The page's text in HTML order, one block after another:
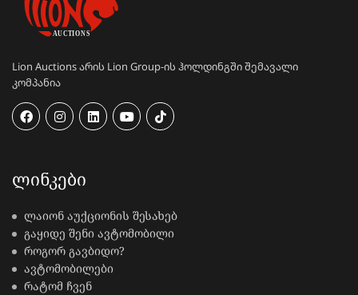
Lion Auctions არის Lion Group-ის ჰოლდინგში შემავალი
კომპანია
ᲚᲘᲜᲙᲔᲑᲘ
ლაიონ აუქციონის შესახებ
გაყიდე შენი ავტომობილი
როგორ გავბიდო?
ავტომობილები
რატომ ჩვენ